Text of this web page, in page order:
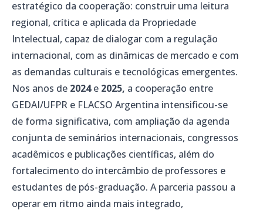
estratégico da cooperação: construir uma leitura
regional, crítica e aplicada da Propriedade
Intelectual, capaz de dialogar com a regulação
internacional, com as dinâmicas de mercado e com
as demandas culturais e tecnológicas emergentes.
Nos anos de 2024e 2025, a cooperação entre
GEDAI/UFPR e FLACSO Argentina intensificou-se
de forma significativa, com ampliação da agenda
conjunta de seminários internacionais, congressos
acadêmicos e publicações científicas, além do
fortalecimento do intercâmbio de professores e
estudantes de pós-graduação. A parceria passou a
operar em ritmo ainda mais integrado,